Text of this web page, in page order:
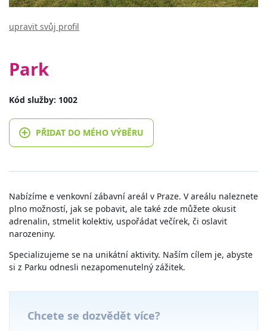
upravit svůj profil
Park
Kód služby: 1002
PŘIDAT DO MÉHO VÝBĚRU
Nabízíme e venkovní zábavní areál v Praze. V areálu naleznete
plno možností, jak se pobavit, ale také zde můžete okusit
adrenalin, stmelit kolektiv, uspořádat večírek, či oslavit
narozeniny.
Specializujeme se na unikátní aktivity. Naším cílem je, abyste
si z Parku odnesli nezapomenutelný zážitek.
Chcete se dozvědět více?